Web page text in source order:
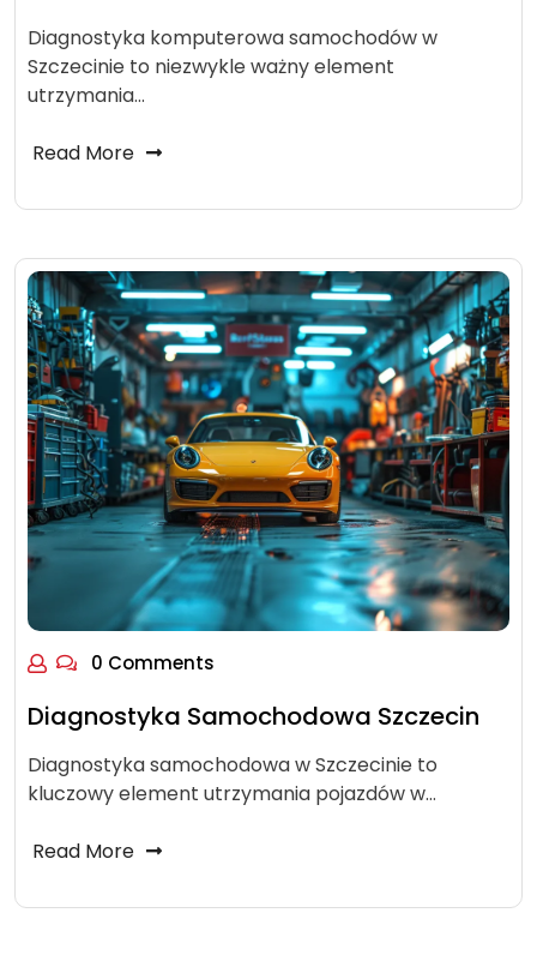
Diagnostyka komputerowa samochodów w
Szczecinie to niezwykle ważny element
utrzymania…
Read More
0 Comments
Diagnostyka Samochodowa Szczecin
Diagnostyka samochodowa w Szczecinie to
kluczowy element utrzymania pojazdów w…
Read More